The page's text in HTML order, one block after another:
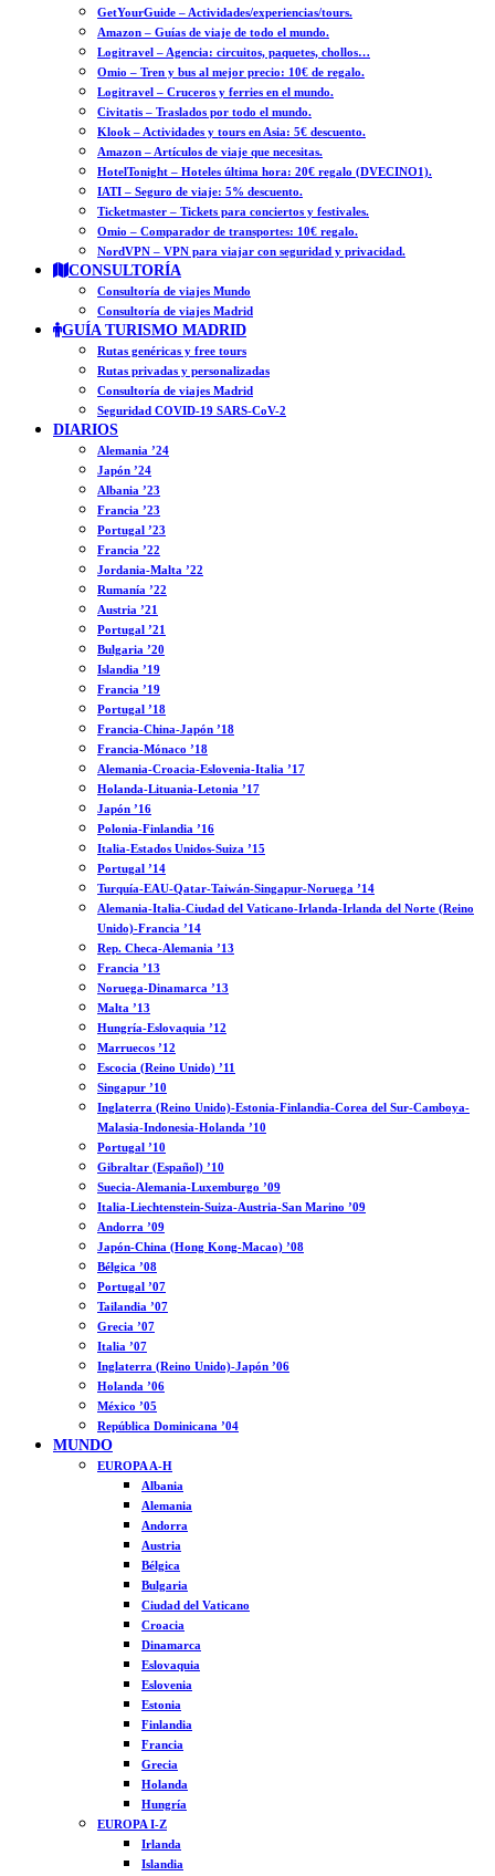
GetYourGuide – Actividades/experiencias/tours.
Amazon – Guías de viaje de todo el mundo.
Logitravel – Agencia: circuitos, paquetes, chollos…
Omio – Tren y bus al mejor precio: 10€ de regalo.
Logitravel – Cruceros y ferries en el mundo.
Civitatis – Traslados por todo el mundo.
Klook – Actividades y tours en Asia: 5€ descuento.
Amazon – Artículos de viaje que necesitas.
HotelTonight – Hoteles última hora: 20€ regalo (DVECINO1).
IATI – Seguro de viaje: 5% descuento.
Ticketmaster – Tickets para conciertos y festivales.
Omio – Comparador de transportes: 10€ regalo.
NordVPN – VPN para viajar con seguridad y privacidad.
CONSULTORÍA
Consultoría de viajes Mundo
Consultoría de viajes Madrid
GUÍA TURISMO MADRID
Rutas genéricas y free tours
Rutas privadas y personalizadas
Consultoría de viajes Madrid
Seguridad COVID-19 SARS-CoV-2
DIARIOS
Alemania ’24
Japón ’24
Albania ’23
Francia ’23
Portugal ’23
Francia ’22
Jordania-Malta ’22
Rumanía ’22
Austria ’21
Portugal ’21
Bulgaria ’20
Islandia ’19
Francia ’19
Portugal ’18
Francia-China-Japón ’18
Francia-Mónaco ’18
Alemania-Croacia-Eslovenia-Italia ’17
Holanda-Lituania-Letonia ’17
Japón ’16
Polonia-Finlandia ’16
Italia-Estados Unidos-Suiza ’15
Portugal ’14
Turquía-EAU-Qatar-Taiwán-Singapur-Noruega ’14
Alemania-Italia-Ciudad del Vaticano-Irlanda-Irlanda del Norte (Reino
Unido)-Francia ’14
Rep. Checa-Alemania ’13
Francia ’13
Noruega-Dinamarca ’13
Malta ’13
Hungría-Eslovaquia ’12
Marruecos ’12
Escocia (Reino Unido) ’11
Singapur ’10
Inglaterra (Reino Unido)-Estonia-Finlandia-Corea del Sur-Camboya-
Malasia-Indonesia-Holanda ’10
Portugal ’10
Gibraltar (Español) ’10
Suecia-Alemania-Luxemburgo ’09
Italia-Liechtenstein-Suiza-Austria-San Marino ’09
Andorra ’09
Japón-China (Hong Kong-Macao) ’08
Bélgica ’08
Portugal ’07
Tailandia ’07
Grecia ’07
Italia ’07
Inglaterra (Reino Unido)-Japón ’06
Holanda ’06
México ’05
República Dominicana ’04
MUNDO
EUROPA A-H
Albania
Alemania
Andorra
Austria
Bélgica
Bulgaria
Ciudad del Vaticano
Croacia
Dinamarca
Eslovaquia
Eslovenia
Estonia
Finlandia
Francia
Grecia
Holanda
Hungría
EUROPA I-Z
Irlanda
Islandia